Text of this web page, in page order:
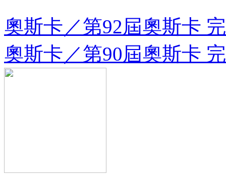
奧斯卡／第92屆奧斯卡
奧斯卡／第90屆奧斯卡